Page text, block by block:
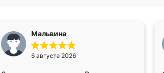
Мальвина
6 августа 2026